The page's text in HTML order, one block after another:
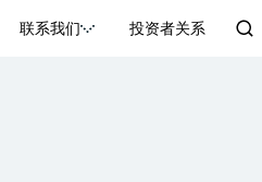
联系我们 投资者关系